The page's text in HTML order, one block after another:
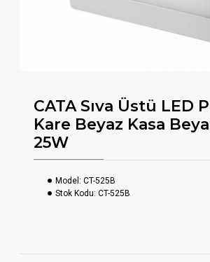
CATA Sıva Üstü LED
Kare Beyaz Kasa
25W
Model: CT-525B
Stok Kodu: CT-525B